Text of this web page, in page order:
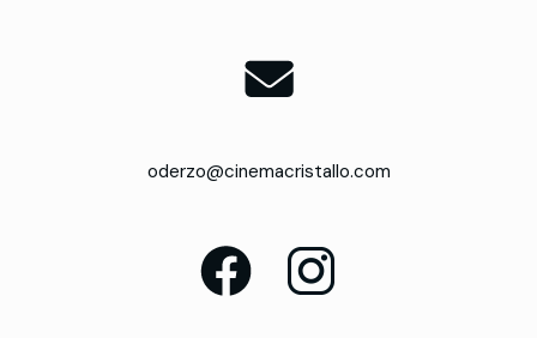
oderzo@cinemacristallo.com